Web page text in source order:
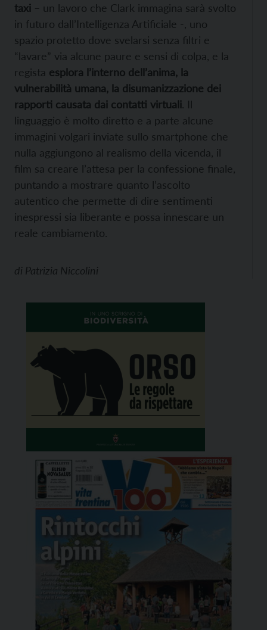
taxi – un lavoro che Clark immagina sarà svolto
in futuro dall’Intelligenza Artificiale -, uno
spazio protetto dove svelarsi senza filtri e
“lavare” via alcune paure e sensi di colpa, e la
regista esplora l’interno dell’anima, la
vulnerabilità umana, la disumanizzazione dei
rapporti causata dai contatti virtuali. Il
linguaggio è molto diretto e a parte alcune
immagini volgari inviate sullo smartphone che
nulla aggiungono al realismo della vicenda, il
film sa creare l’attesa per la confessione finale,
puntando a mostrare quanto l’ascolto
autentico che permette di dire sentimenti
inespressi sia liberante e possa innescare un
reale cambiamento.
di Patrizia Niccolini